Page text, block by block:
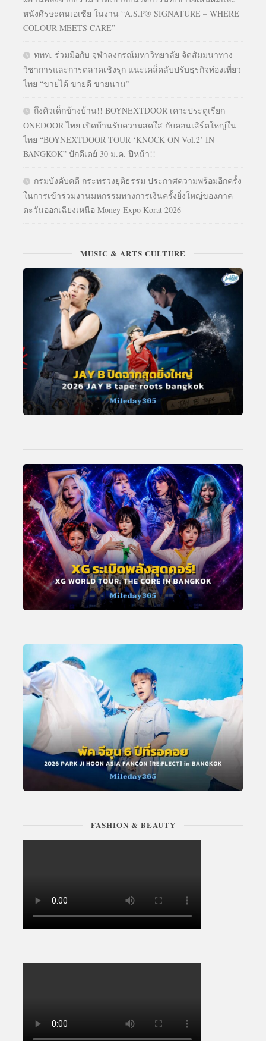
หนังศีรษะคนเอเชีย ในงาน “A.S.P® SIGNATURE – WHERE
COLOUR MEETS CARE”
ททท. ร่วมมือกับ จุฬาลงกรณ์มหาวิทยาลัย จัดสัมมนาทาง
วิชาการและการตลาดเชิงรุก แนะเคล็ดลับปรับธุรกิจท่องเที่ยว
ไทย “ขายได้ ขายดี ขายนาน”
ถึงคิวเด็กข้างบ้าน!! BOYNEXTDOOR เคาะประตูเรียก
ONEDOOR ไทย เปิดบ้านรับความสดใส กับคอนเสิร์ตใหญ่ใน
ไทย “BOYNEXTDOOR TOUR ‘KNOCK ON Vol.2’ IN
BANGKOK” ปักดีเดย์ 30 ม.ค. ปีหน้า!!
กรมบังคับคดี กระทรวงยุติธรรม ประกาศความพร้อมอีกครั้ง
ในการเข้าร่วมงานมหกรรมทางการเงินครั้งยิ่งใหญ่ของภาค
ตะวันออกเฉียงเหนือ Money Expo Korat 2026
MUSIC & ARTS CULTURE
FASHION & BEAUTY